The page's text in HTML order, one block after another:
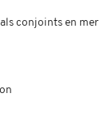
conjoints en mer